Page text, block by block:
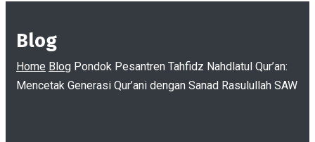
Blog
Home Blog Pondok Pesantren Tahfidz Nahdlatul Qur’an:
Mencetak Generasi Qur’ani dengan Sanad Rasulullah SAW